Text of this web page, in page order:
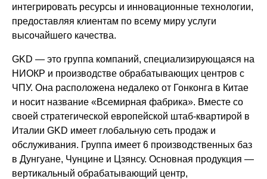
интегрировать ресурсы и инновационные технологии,
предоставляя клиентам по всему миру услуги
высочайшего качества.
GKD — это группа компаний, специализирующаяся на
НИОКР и производстве обрабатывающих центров с
ЧПУ. Она расположена недалеко от Гонконга в Китае
и носит название «Всемирная фабрика». Вместе со
своей стратегической европейской штаб-квартирой в
Италии GKD имеет глобальную сеть продаж и
обслуживания. Группа имеет 6 производственных баз
в Дунгуане, Чунцине и Цзянсу. Основная продукция —
вертикальный обрабатывающий центр,